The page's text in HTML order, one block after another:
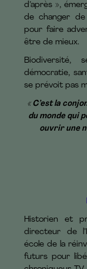
d’après »,
de changer
pour faire
être de mieux.
Biodiversité,
démocratie,
se prévoit pas
« C’est la
du monde qui
ouvrir une
Historien et
directeur de
école de la
futurs pour